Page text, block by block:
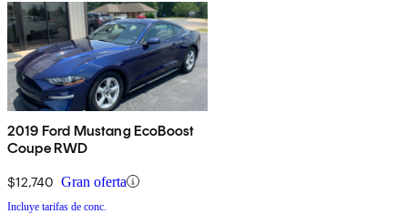
2019 Ford Mustang EcoBoost
Coupe RWD
$12,740 Gran oferta
Incluye tarifas de conc.